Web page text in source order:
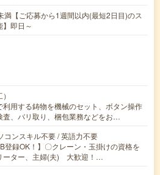
満【ご応募から1週間以内(最短2日目)のス
】即日～
利用する鋳物を機械のセット、ボタン操作
査、バリ取り、梱包業務などをお…
コンスキル不要 / 英語力不要
登録OK！】〇クレーン・玉掛けの資格を
ーター、主婦(夫) 大歓迎！…